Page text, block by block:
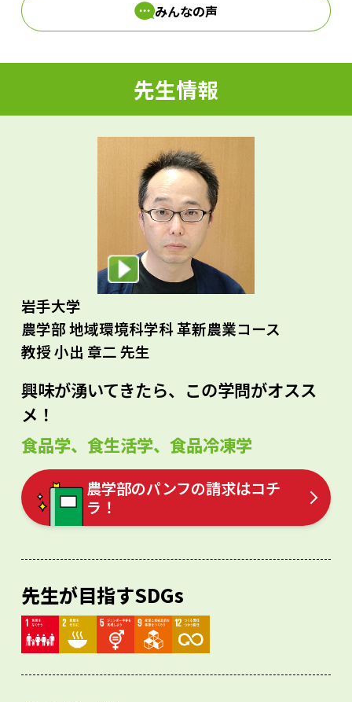
e
o
みんなの声
先生情報
岩手大学
農学部 地域環境科学科 革新農業コース
教授 小出 章二 先生
興味が湧いてきたら、この学問がオスス
メ！
食品学、食生活学、食品冷凍学
農学部のパンフの請求はコチ
ラ！
先生が目指すSDGs